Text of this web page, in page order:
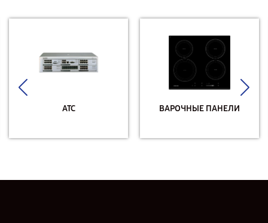
АТС ВАРОЧНЫЕ ПАНЕЛИ